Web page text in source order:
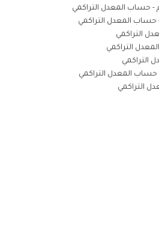
- حساب المعدل التراكمي
حساب المعدل التراكمي
التراكمي
التراكمي
التراكمي
حساب المعدل التراكمي
التراكمي